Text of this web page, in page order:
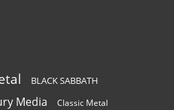
BLACK SABBATH
Media Classic Metal